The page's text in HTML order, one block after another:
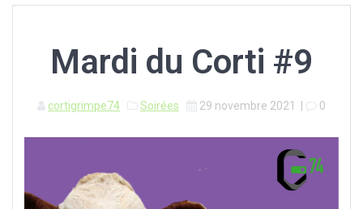
Mardi du Corti #9
cortigrimpe74 Soirées 29 novembre 2021 0